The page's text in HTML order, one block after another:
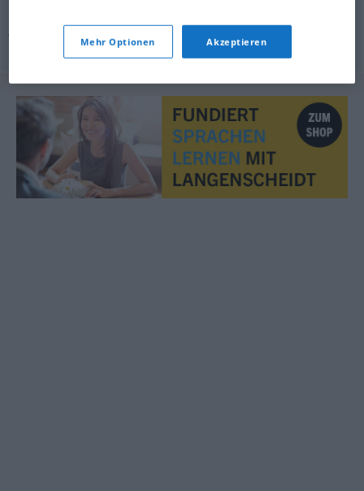
jemandesVerdienstschmälern
Mehr Optionen Akzeptieren